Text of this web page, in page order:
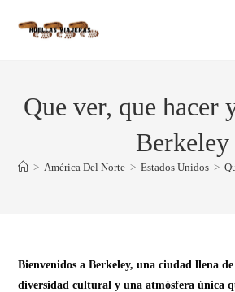
Que ver, que hacer
Berkeley
> América Del Norte > Estados Unidos >
Bienvenidos a Berkeley, una ciudad llena
diversidad cultural y una atmósfera única